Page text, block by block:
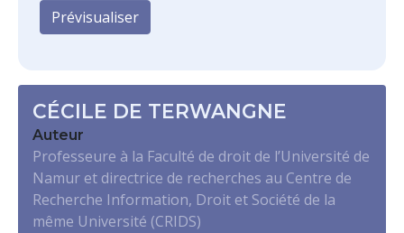
CÉCILE DE TERWANGNE
Auteur
Professeure à la Faculté de droit de l’Université de
Namur et directrice de recherches au Centre de
Recherche Information, Droit et Société de la
même Université (CRIDS)